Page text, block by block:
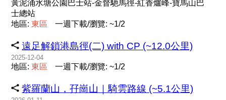
黃泥涌水塘公園巴士站-金督馳馬徑-紅香爐峰-寶馬山巴
士總站
地區:東區 一週下載/瀏覽: ~1/2
遠足解鎖港島徑(二) with CP (~12.0公里)
2025-12-04
地區:東區 一週下載/瀏覽: ~1/2
紫羅蘭山，孖崗山｜騎雲路線 (~5.1公里)